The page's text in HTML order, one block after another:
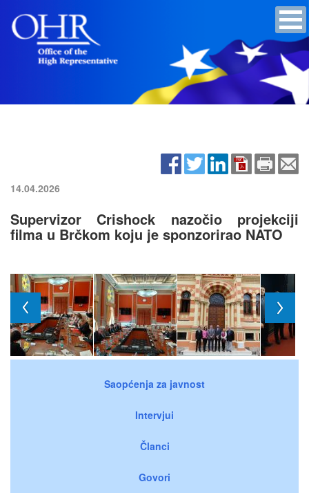
14.04.2026
Supervizor Crishock nazočio projekciji
filma u Brčkom koju je sponzorirao NATO
Saopćenja za javnost
Intervjui
Članci
Govori